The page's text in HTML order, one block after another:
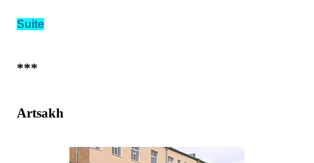
Suite
***
Artsakh